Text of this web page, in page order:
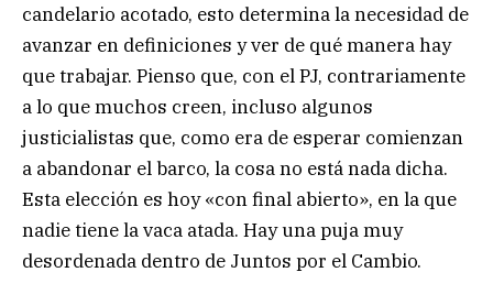
candelario acotado, esto determina la necesidad de
avanzar en definiciones y ver de qué manera hay
que trabajar. Pienso que, con el PJ, contrariamente
a lo que muchos creen, incluso algunos
justicialistas que, como era de esperar comienzan
a abandonar el barco, la cosa no está nada dicha.
Esta elección es hoy «con final abierto», en la que
nadie tiene la vaca atada. Hay una puja muy
desordenada dentro de Juntos por el Cambio.